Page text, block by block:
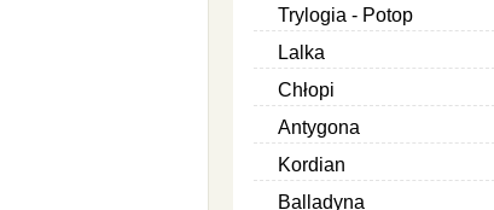
Trylogia - Potop
Lalka
Chłopi
Antygona
Kordian
Balladyna